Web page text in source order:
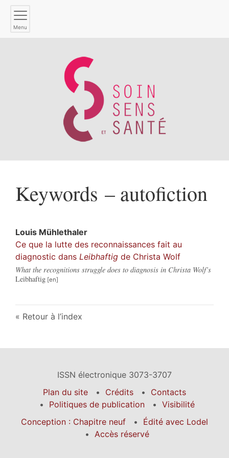
Menu
Keywords – autofiction
Louis Mühlethaler
Ce que la lutte des reconnaissances fait au
diagnostic dans Leibhaftig de Christa Wolf
What the recognitions struggle does to diagnosis in Christa Wolf’s
Leibhaftig
Retour à l’index
ISSN électronique 3073-3707
Plan du site
Crédits
Contacts
Politiques de publication
Visibilité
Conception : Chapitre neuf
Édité avec Lodel
Accès réservé